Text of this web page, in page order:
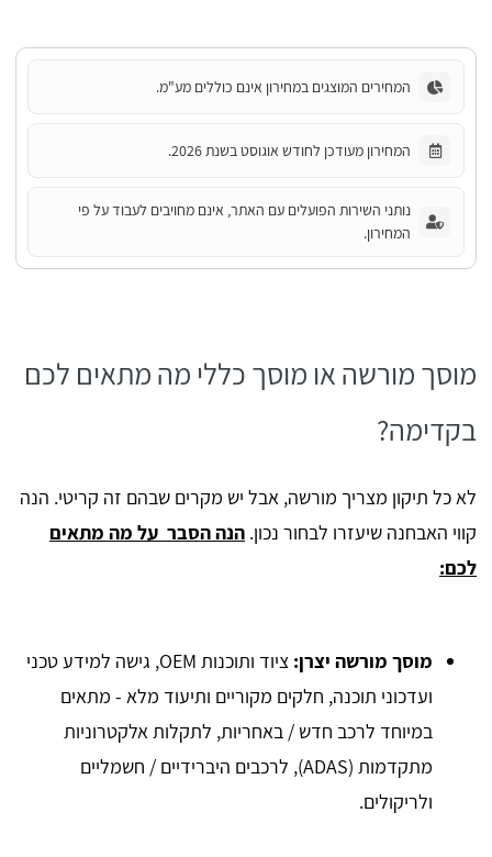
המחירים המוצגים במחירון אינם כוללים מע"מ.
המחירון מעודכן לחודש אוגוסט בשנת 2026.
נותני השירות הפועלים עם האתר, אינם מחויבים לעבוד על פי
המחירון.
מוסך מורשה או מוסך כללי מה מתאים לכם
בקדימה?
לא כל תיקון מצריך מורשה, אבל יש מקרים שבהם זה קריטי. הנה
קווי האבחנה שיעזרו לבחור נכון. הנה הסבר על מה מתאים
לכם:
מוסך מורשה יצרן:
ציוד ותוכנות OEM, גישה למידע טכני
ועדכוני תוכנה, חלקים מקוריים ותיעוד מלא - מתאים
במיוחד לרכב חדש / באחריות, לתקלות אלקטרוניות
מתקדמות (ADAS), לרכבים היברידיים / חשמליים
ולריקולים.